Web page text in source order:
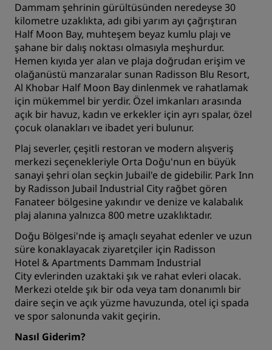
Dammam şehrinin gürültüsünden neredeyse 30
kilometre uzaklıkta, adı gibi yarım ayı çağrıştıran
Half Moon Bay, muhteşem beyaz kumlu plajı ve
şahane bir dalış noktası olmasıyla meşhurdur.
Hemen kıyıda yer alan ve plaja doğrudan erişim ve
olağanüstü manzaralar sunan Radisson Blu Resort,
Al Khobar Half Moon Bay dinlenmek ve rahatlamak
için mükemmel bir yerdir. Özel imkanları arasında
açık bir havuz, kadın ve erkekler için ayrı spalar, özel
çocuk olanakları ve ibadet yeri bulunur.
Plaj severler, çeşitli restoran ve modern alışveriş
merkezi seçenekleriyle Orta Doğu'nun en büyük
sanayi şehri olan seçkin Jubail'e de gidebilir. Park Inn
by Radisson Jubail Industrial City rağbet gören
Fanateer bölgesine yakındır ve denize ve kalabalık
plaj alanına yalnızca 800 metre uzaklıktadır.
Doğu Bölgesi'nde iş amaçlı seyahat edenler ve uzun
süre konaklayacak ziyaretçiler için Radisson
Hotel & Apartments Dammam Industrial
City evlerinden uzaktaki şık ve rahat evleri olacak.
Merkezi otelde şık bir oda veya tam donanımlı bir
daire seçin ve açık yüzme havuzunda, otel içi spada
ve spor salonunda vakit geçirin.
Nasıl Giderim?